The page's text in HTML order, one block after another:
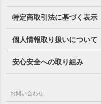
特定商取引法に基づく表示
個人情報取り扱いについて
安心安全への取り組み
お問い合わせ